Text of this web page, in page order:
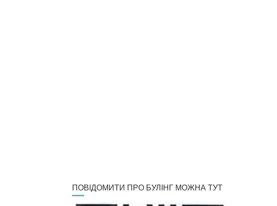
ПОВІДОМИТИ ПРО БУЛІНГ МОЖНА ТУТ